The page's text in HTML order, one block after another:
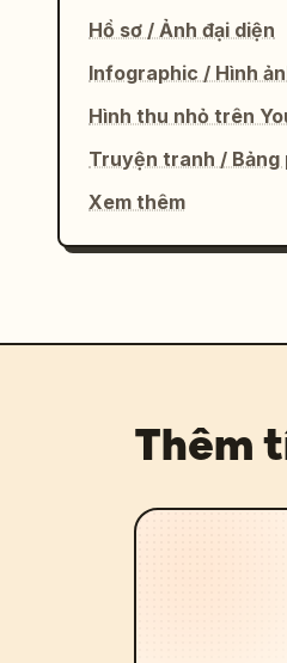
Hồ sơ / Ảnh đại diện
Infographic / Hình
Hình thu nhỏ trên
Truyện tranh / Bảng
Xem thêm
Thêm